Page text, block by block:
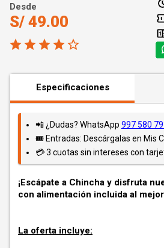
Desde
S/ 49.00
Especificaciones
📲 ¿Dudas? WhatsApp 997 580
🎟️ Entradas: Descárgalas en Mis
💳 3 cuotas sin intereses con
¡Escápate a Chincha y disfruta
con alimentación incluida al
La oferta incluye: